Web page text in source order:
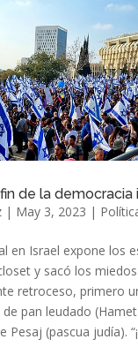
de la democracia
| May 3, 2023 |
en Israel expone los
y sacó los
retroceso, primero
pan leudado
Pesaj (pascua judía).